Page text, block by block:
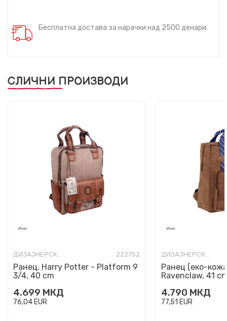
Бесплатна достава за нарачки над 2500 денари.
СЛИЧНИ ПРОИЗВОДИ
ДИЗАЈНЕРСКИ РАНЦИ 222752
Ранец, Harry Potter - Platform 9
3/4, 40 cm
4.699 МКД
76,04EUR
ДИЗАЈНЕРСКИ РАНЦИ
Ранец (еко-
Ravenclaw, 41
4.790 МКД
77,51 EUR